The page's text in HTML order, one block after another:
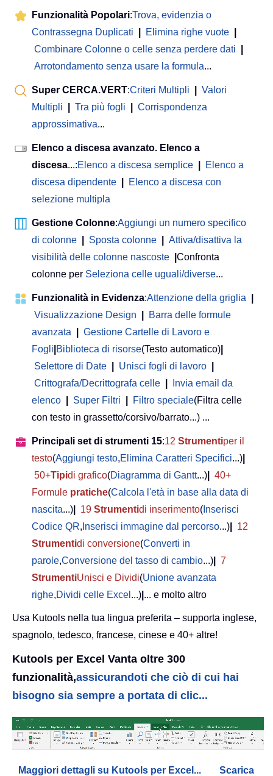
Funzionalità Popolari:Trova, evidenzia o
Contrassegna Duplicati
Elimina righe vuote
Combinare Colonne o celle senza perdere dati
Arrotondamento senza usare la formula...
Super CERCA.VERT:Criteri Multipli
Valori
Multipli
Tra più fogli
Corrispondenza
approssimativa...
Elenco a discesa avanzato. Elenco a
discesa...:Elenco a discesa semplice
Elenco a
discesa dipendente
Elenco a discesa con
selezione multipla
Gestione Colonne:Aggiungi un numero specifico
di colonne
Sposta colonne
Attiva/disattiva la
visibilità delle colonne nascoste
Confronta
colonne per Seleziona celle uguali/diverse...
Funzionalità in Evidenza:Attenzione della griglia
Visualizzazione Design
Barra delle formule
avanzata
Gestione Cartelle di Lavoro e
Fogli Biblioteca di risorse(Testo automatico)
Selettore di Date
Unisci fogli di lavoro
Crittografa/Decrittografa celle
Invia email da
elenco
Super Filtri Filtro speciale(Filtra celle
con testo in grassetto/corsivo/barrato...) ...
Principali set di strumenti 15:12 Strumentiper il
testo(Aggiungi testo,Elimina Caratteri Specifici...)
50+Tipidi grafico(Diagramma di Gantt...)
40+
Formule pratiche(Calcola l'età in base alla data di
nascita...) 19 Strumentidi inserimento( Inserisci
Codice QR, Inserisci immagine dal percorso...)
12
Strumentidi conversione(Converti in
parole,Conversione del tasso di cambio...)
7
StrumentiUnisci e Dividi(Unione avanzata
righe,Dividi celle Excel ...) ... e molto altro
Usa Kutools nella tua lingua preferita – supporta inglese,
spagnolo, tedesco, francese, cinese e 40+ altre!
Kutools per Excel Vanta oltre 300
funzionalità,assicurandoti che ciò di cui hai
bisogno sia sempre a portata di clic...
Maggiori dettagli su Kutools per Excel...
Scarica